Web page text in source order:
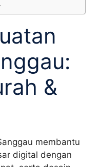
&
membantu
digital dengan